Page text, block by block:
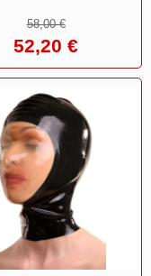
58,00 €
52,20 €